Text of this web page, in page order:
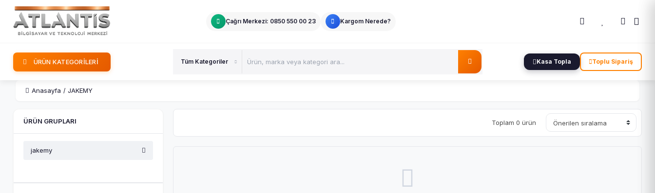
Çağrı Merkezi: 0850 550 00 23 Kargom Nerede?
ÜRÜN KATEGORİLERİ Kasa Topla Toplu Sipariş
Anasayfa JAKEMY
ÜRÜN GRUPLARI
jakemy
Toplam 0 ürün